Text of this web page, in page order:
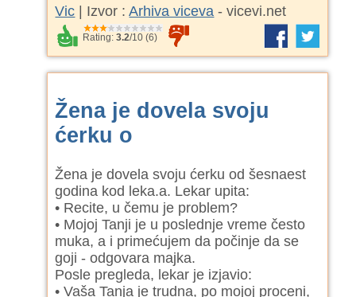
Vic | Izvor :Arhiva viceva - vicevi.net
Rating:3.2/10 (6)
Žena je dovela svoju
ćerku o
Žena je dovela svoju ćerku od šesnaest
godina kod leka.a. Lekar upita:
• Recite, u čemu je problem?
• Mojoj Tanji je u poslednje vreme često
muka, a i primećujem da počinje da se
goji - odgovara majka.
Posle pregleda, lekar je izjavio:
• Vaša Tanja je trudna, po mojoj proceni,